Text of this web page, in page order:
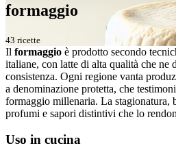
formaggio
43 ricette
Il formaggio è prodotto secondo
italiane, con latte di alta qualità che ne
consistenza. Ogni regione vanta
a denominazione protetta, che
formaggio millenaria. La stagionatura,
profumi e sapori distintivi che lo
Uso in cucina